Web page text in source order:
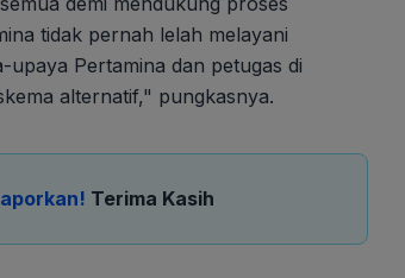
tidak pernah lelah melayani
Pertamina dan petugas di
alternatif," pungkasnya.
Terima Kasih